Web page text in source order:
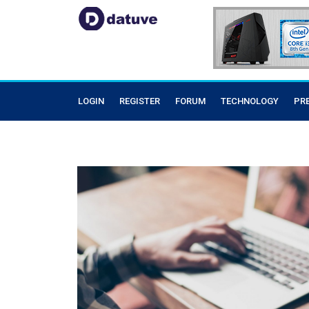
LOGIN REGISTER FORUM TECHNOLOGY